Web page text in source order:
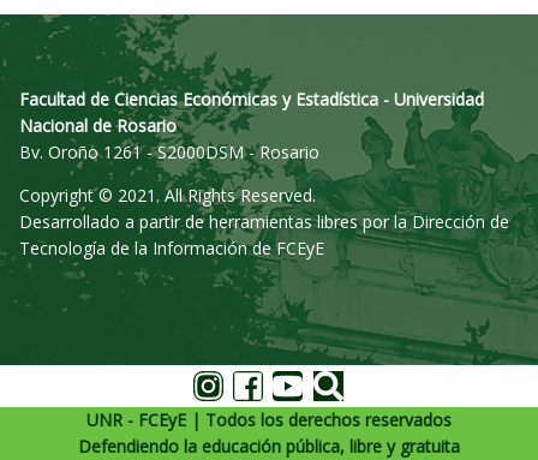
Facultad de Ciencias Económicas y Estadística - Universidad
Nacional de Rosario
Bv. Oroño 1261 - S2000DSM - Rosario
Copyright © 2021. All Rights Reserved.
Desarrollado a partir de herramientas libres por la Dirección de
Tecnología de la Información de FCEyE
UNR - FCEyE | Todos los derechos reservados
Defendiendo la educación pública, libre y gratuita